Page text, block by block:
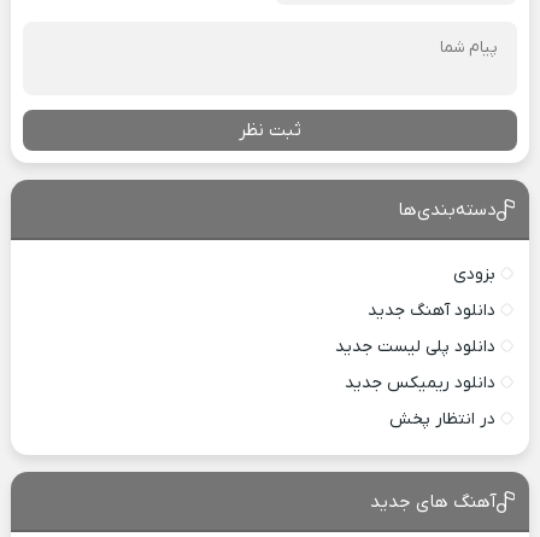
ثبت نظر
دسته‌بندی‌ها
بزودی
دانلود آهنگ جدید
دانلود پلی لیست جدید
دانلود ریمیکس جدید
در انتظار پخش
آهنگ های جدید